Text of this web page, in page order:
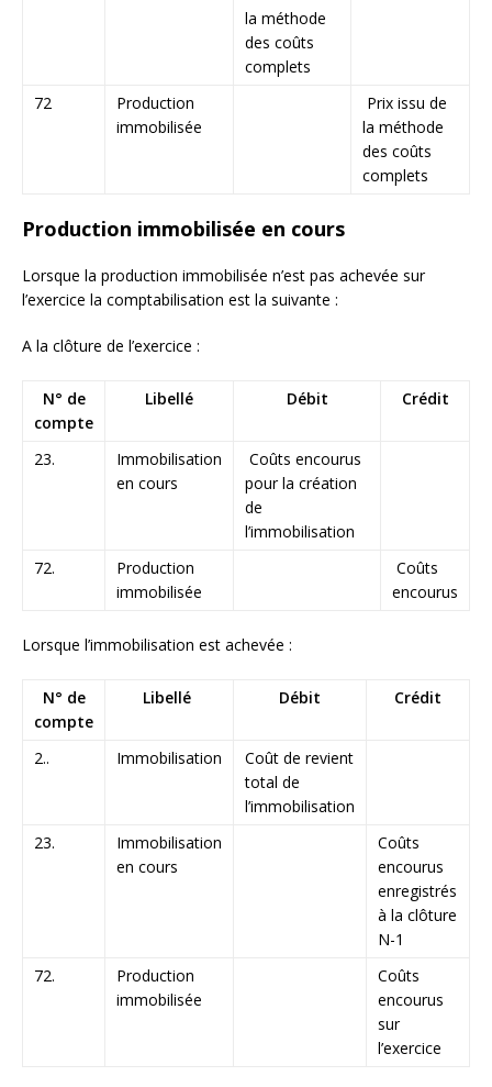
la méthode
des coûts
complets
72
Production
immobilisée
Prix issu de
la méthode
des coûts
complets
Production immobilisée en cours
Lorsque la production immobilisée n’est pas achevée sur
l’exercice la comptabilisation est la suivante :
A la clôture de l’exercice :
N° de
compte
Libellé Débit Crédit
23.
Immobilisation
en cours
Coûts encourus
pour la création
de
l’immobilisation
72.
Production
immobilisée
Coûts
encourus
Lorsque l’immobilisation est achevée :
N° de
compte
Libellé Débit Crédit
2.. Immobilisation
Coût de revient
total de
l’immobilisation
23.
Immobilisation
en cours
Coûts
encourus
enregistrés
à la clôture
N-1
72.
Production
immobilisée
Coûts
encourus
sur
l’exercice